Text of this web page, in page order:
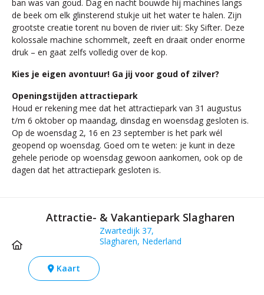
ban was van goud. Dag en nacht bouwde hij machines langs
de beek om elk glinsterend stukje uit het water te halen. Zijn
grootste creatie torent nu boven de rivier uit: Sky Sifter. Deze
kolossale machine schommelt, zeeft en draait onder enorme
druk – en gaat zelfs volledig over de kop.
Kies je eigen avontuur! Ga jij voor goud of zilver?
Openingstijden attractiepark
Houd er rekening mee dat het attractiepark van 31 augustus
t/m 6 oktober op maandag, dinsdag en woensdag gesloten is.
Op de woensdag 2, 16 en 23 september is het park wél
geopend op woensdag. Goed om te weten: je kunt in deze
gehele periode op woensdag gewoon aankomen, ook op de
dagen dat het attractiepark gesloten is.
Attractie- & Vakantiepark Slagharen
Zwartedijk 37,
Slagharen, Nederland
Kaart